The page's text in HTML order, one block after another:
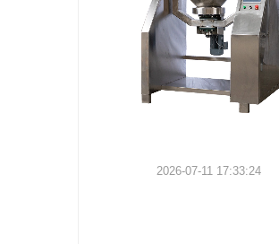
料を搬送します。
2026-07-11 17:33:24